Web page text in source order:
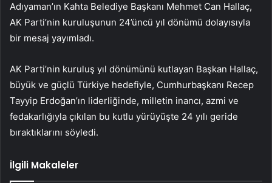
Adıyaman’ın Kahta Belediye Başkanı Mehmet Can Hallaç,
AK Parti’nin kuruluşunun 24’üncü yıl dönümü dolayısıyla
bir mesaj yayımladı.
AK Parti’nin kuruluş yıl dönümünü kutlayan Başkan Hallaç,
büyük ve güçlü Türkiye hedefiyle, Cumhurbaşkanı Recep
Tayyip Erdoğan’ın liderliğinde, milletin inancı, azmi ve
fedakarlığıyla çıkılan bu kutlu yürüyüşte 24 yılı geride
bıraktıklarını söyledi.
İlgili Makaleler